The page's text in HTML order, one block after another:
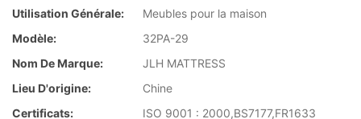
Utilisation Générale:
Meubles pour la maison
Modèle:
32PA-29
Nom De Marque:
JLH MATTRESS
Lieu D'origine:
Chine
Certificats:
ISO 9001 : 2000,BS7177,FR1633